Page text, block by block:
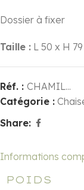
Dossier à fixer
Taille : L 50 x H
Réf. : CHAMIL...
Catégorie :
Share:
Informations
POIDS